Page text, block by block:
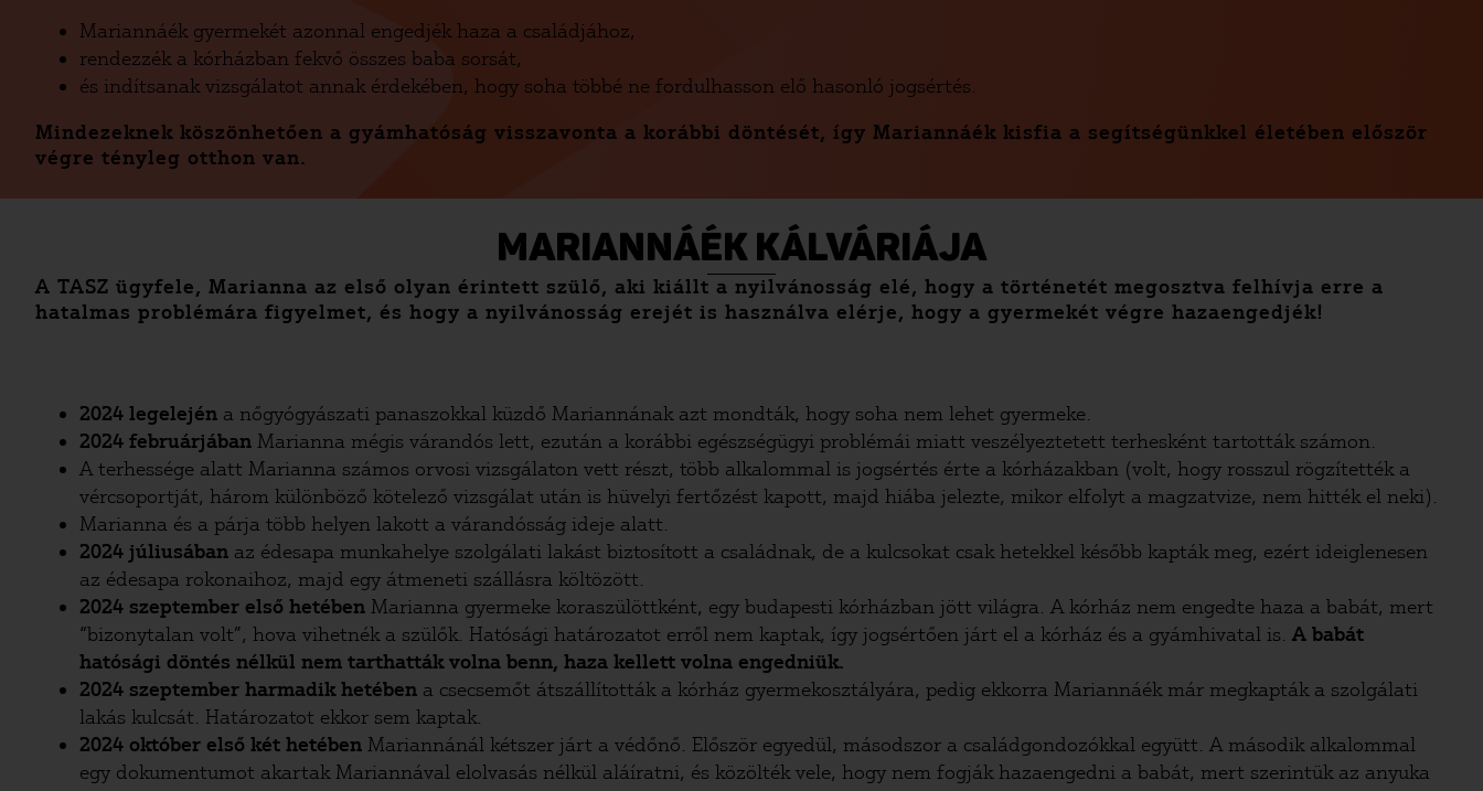
Mariannáék gyermekét azonnal engedjék haza a családjához,
rendezzék a kórházban fekvő összes baba sorsát,
és indítsanak vizsgálatot annak érdekében, hogy soha többé ne fordulhasson elő hasonló jogsértés.
Mindezeknek köszönhetően a gyámhatóság visszavonta a korábbi döntését, így Mariannáék kisfia a segítségünkkel életében először
végre tényleg otthon van.
MARIANNÁÉK KÁLVÁRIÁJA
A TASZ ügyfele, Marianna az első olyan érintett szülő, aki kiállt a nyilvánosság elé, hogy a történetét megosztva felhívja erre a
hatalmas problémára figyelmet, és hogy a nyilvánosság erejét is használva elérje, hogy a gyermekét végre hazaengedjék!
2024 legelején a nőgyógyászati panaszokkal küzdő Mariannának azt mondták, hogy soha nem lehet gyermeke.
2024 februárjában Marianna mégis várandós lett, ezután a korábbi egészségügyi problémái miatt veszélyeztetett terhesként tartották számon.
A terhessége alatt Marianna számos orvosi vizsgálaton vett részt, több alkalommal is jogsértés érte a kórházakban (volt, hogy rosszul rögzítették a
vércsoportját, három különböző kötelező vizsgálat után is hüvelyi fertőzést kapott, majd hiába jelezte, mikor elfolyt a magzatvize, nem hitték el neki).
Marianna és a párja több helyen lakott a várandósság ideje alatt.
2024 júliusában az édesapa munkahelye szolgálati lakást biztosított a családnak, de a kulcsokat csak hetekkel később kapták meg, ezért ideiglenesen
az édesapa rokonaihoz, majd egy átmeneti szállásra költözött.
2024 szeptember első hetében Marianna gyermeke koraszülöttként, egy budapesti kórházban jött világra. A kórház nem engedte haza a babát, mert
“bizonytalan volt”, hova vihetnék a szülők. Hatósági határozatot erről nem kaptak, így jogsértően járt el a kórház és a gyámhivatal is. A babát
hatósági döntés nélkül nem tarthatták volna benn, haza kellett volna engedniük.
2024 szeptember harmadik hetében a csecsemőt átszállították a kórház gyermekosztályára, pedig ekkorra Mariannáék már megkapták a szolgálati
lakás kulcsát. Határozatot ekkor sem kaptak.
2024 október első két hetében Mariannánál kétszer járt a védőnő. Először egyedül, másodszor a családgondozókkal együtt. A második alkalommal
egy dokumentumot akartak Mariannával elolvasás nélkül aláíratni, és közölték vele, hogy nem fogják hazaengedni a babát, mert szerintük az anyuka